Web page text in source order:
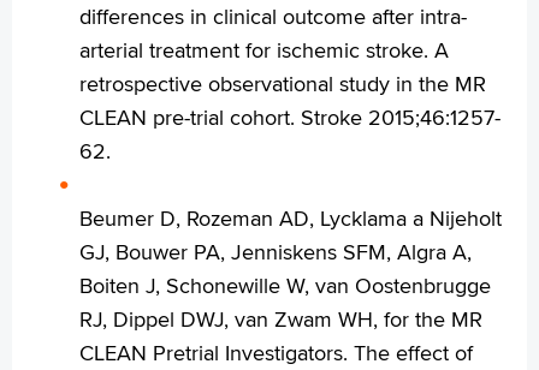
differences in clinical outcome after intra-
arterial treatment for ischemic stroke. A
retrospective observational study in the MR
CLEAN pre-trial cohort. Stroke 2015;46:1257-
62.
Beumer D, Rozeman AD, Lycklama a Nijeholt
GJ, Bouwer PA, Jenniskens SFM, Algra A,
Boiten J, Schonewille W, van Oostenbrugge
RJ, Dippel DWJ, van Zwam WH, for the MR
CLEAN Pretrial Investigators. The effect of